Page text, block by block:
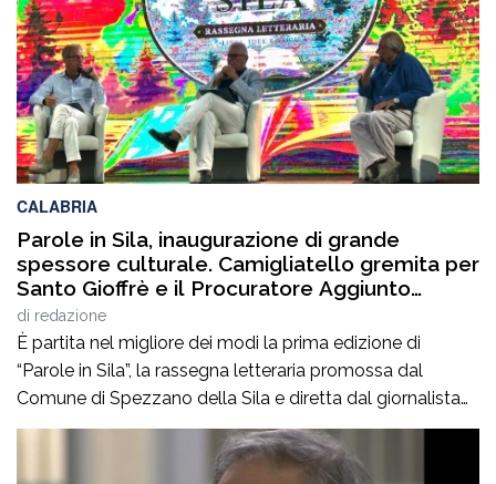
CALABRIA
Parole in Sila, inaugurazione di grande
spessore culturale. Camigliatello gremita per
Santo Gioffrè e il Procuratore Aggiunto
Stefano Musolino
di redazione
È partita nel migliore dei modi la prima edizione di
“Parole in Sila”, la rassegna letteraria promossa dal
Comune di Spezzano della Sila e diretta dal giornalista
Pasquale Motta, che fino al 19 agosto porterà a
Camigliatello Silano alcuni tra i più autorevoli